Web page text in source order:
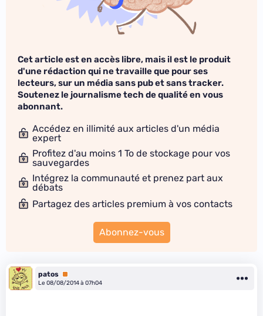
Cet article est en accès libre, mais il est le produit
d'une rédaction qui ne travaille que pour ses
lecteurs, sur un média sans pub et sans tracker.
Soutenez le journalisme tech de qualité en vous
abonnant.
Accédez en illimité aux articles d'un média
expert
Profitez d'au moins 1 To de stockage pour vos
sauvegardes
Intégrez la communauté et prenez part aux
débats
Partagez des articles premium à vos contacts
Abonnez-vous
patos Premium
Le 08/08/2014 à 07h04